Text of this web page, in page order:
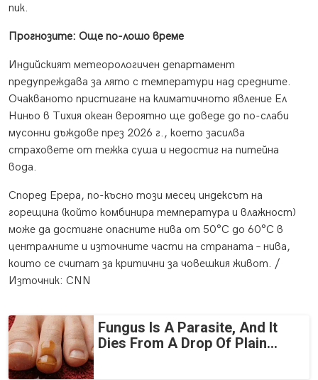
пик.
Прогнозите: Още по-лошо време
Индийският метеорологичен департамент
предупреждава за лято с температури над средните.
Очакваното пристигане на климатичното явление Ел
Ниньо в Тихия океан вероятно ще доведе до по-слаби
мусонни дъждове през 2026 г., което засилва
страховете от тежка суша и недостиг на питейна
вода.
Според Ерера, по-късно този месец индексът на
горещина (който комбинира температура и влажност)
може да достигне опасните нива от 50°C до 60°C в
централните и източните части на страната – нива,
които се считат за критични за човешкия живот. /
Източник: CNN
Fungus Is A Parasite, And It
Dies From A Drop Of Plain...